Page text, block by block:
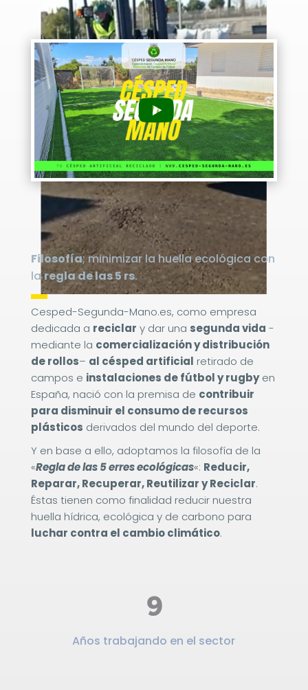
Filosofía; minimizar la huella ecológica con
laregla de las 5 rs.
▬
Cesped-Segunda-Mano.es, como empresa
dedicada a reciclar y dar una segunda vida -
mediante la comercialización y distribución
de rollos– al césped artificial retirado de
campos e instalaciones de fútbol y rugbyen
España, nació con la premisa de contribuir
para disminuir el consumo de recursos
plásticos derivados del mundo del deporte.
Y en base a ello, adoptamos la filosofía de la
«Regla de las 5 erres ecológicas«: Reducir,
Reparar, Recuperar, Reutilizar y Reciclar.
Éstas tienen como finalidad reducir nuestra
huella hídrica, ecológica y de carbono para
luchar contra el cambio climático.
9
Años trabajando en el sector